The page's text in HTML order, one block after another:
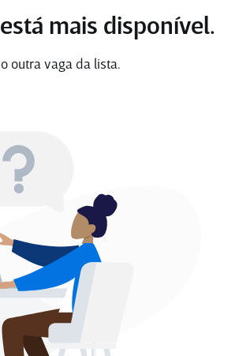
mais disponível.
outra vaga da lista.